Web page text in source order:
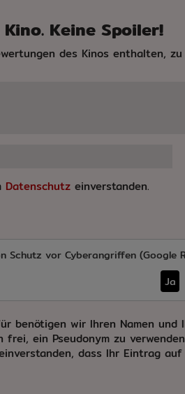
Keine Spoiler!
des Kinos enthalten, zu
Datenschutz einverstanden.
Schutz vor Cyberangriffen (Google
Ja
benötigen wir Ihren Namen
ein Pseudonym zu
dass Ihr Eintrag